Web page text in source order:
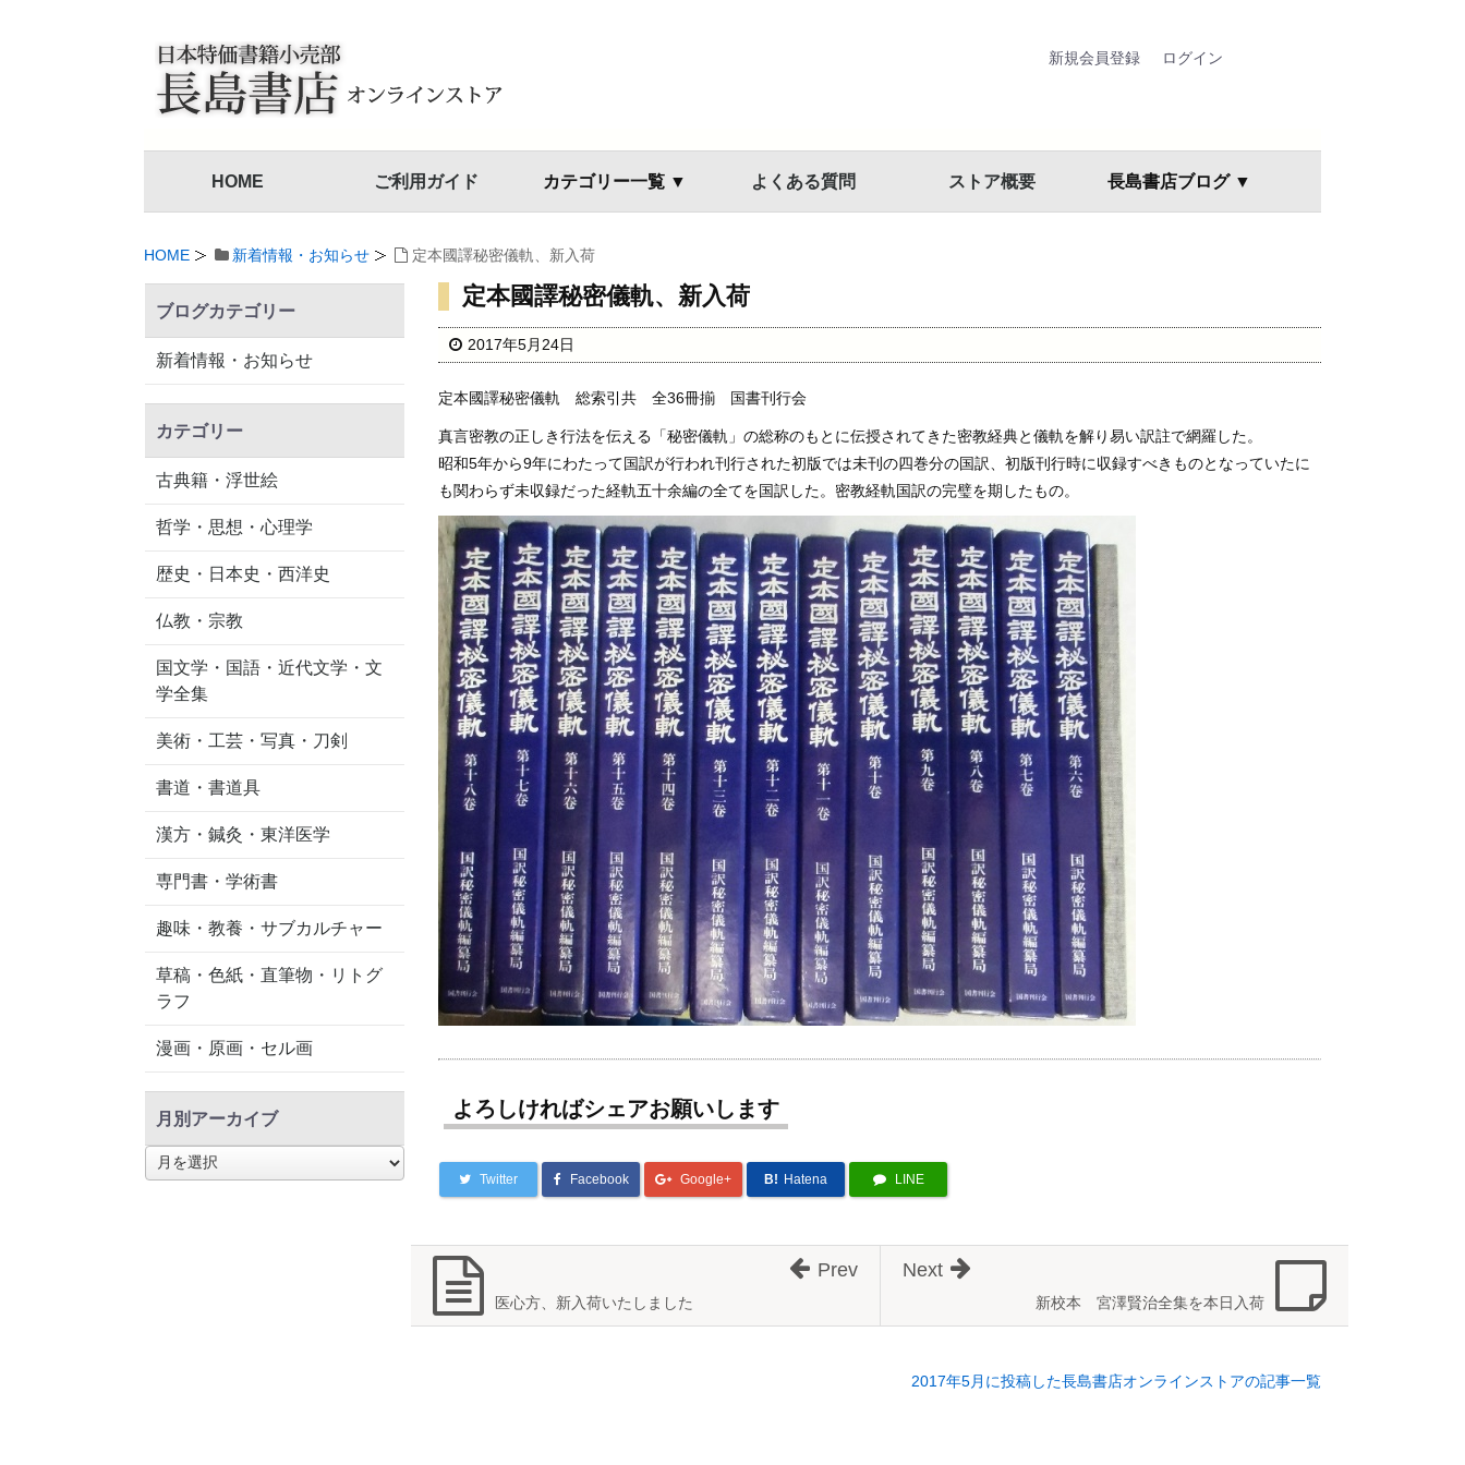
新規会員登録 ログイン
HOME ご利用ガイド カテゴリー一覧 ▼ よくある質問 ストア概要 長島書店ブログ ▼
HOME 新着情報・お知らせ 定本國譯秘密儀軌、新入荷
定本國譯秘密儀軌、新入荷
2017年5月24日
定本國譯秘密儀軌 総索引共 全36冊揃 国書刊行会
真言密教の正しき行法を伝える「秘密儀軌」の総称のもとに伝授されてきた密教経典と儀軌を解り易い訳註で網羅した。
昭和5年から9年にわたって国訳が行われ刊行された初版では未刊の四巻分の国訳、初版刊行時に収録すべきものとなっていたに
も関わらず未収録だった経軌五十余編の全てを国訳した。密教経軌国訳の完璧を期したもの。
よろしければシェアお願いします
Twitter Facebook Google+ B! Hatena LINE
新校本 宮澤賢治全集を本日入荷
Next
医心方、新入荷いたしました
Prev
2017年5月に投稿した長島書店オンラインストアの記事一覧
ブログカテゴリー
新着情報・お知らせ
カテゴリー
古典籍・浮世絵
哲学・思想・心理学
歴史・日本史・西洋史
仏教・宗教
国文学・国語・近代文学・文
学全集
美術・工芸・写真・刀剣
書道・書道具
漢方・鍼灸・東洋医学
専門書・学術書
趣味・教養・サブカルチャー
草稿・色紙・直筆物・リトグ
ラフ
漫画・原画・セル画
月別アーカイブ
別